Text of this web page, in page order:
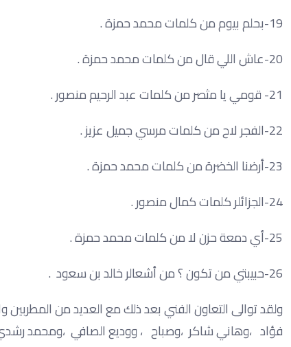
19-بحلم بيوم من كلمات محمد حمزة .
20-عاش اللي قال من كلمات محمد حمزة .
21- قومي يا مثصر من كلمات عبد الرحيم منصور .
22-الفجر لاح من كلمات مرسي جميل عزيز .
23-أرضنا الخضرة من كلمات محمد حمزة .
24-الجزائلر كلمات كمال منصور .
25-أي دمعة حزن لا من كلمات محمد حمزة .
26-حبيبتي من تكون ؟ من أشعالر خالد بن سعود .
ولقد توالى التعاون الفني بعد ذلك مع العديد من المطربين
فؤاد ،وهاني شاكر ،وصباح ، ووديع الصافي ،ومحمد رشدي